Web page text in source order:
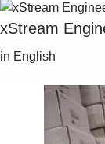
xStream
in English